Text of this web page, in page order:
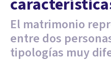
El matrimonio
entre dos
tipologías muy